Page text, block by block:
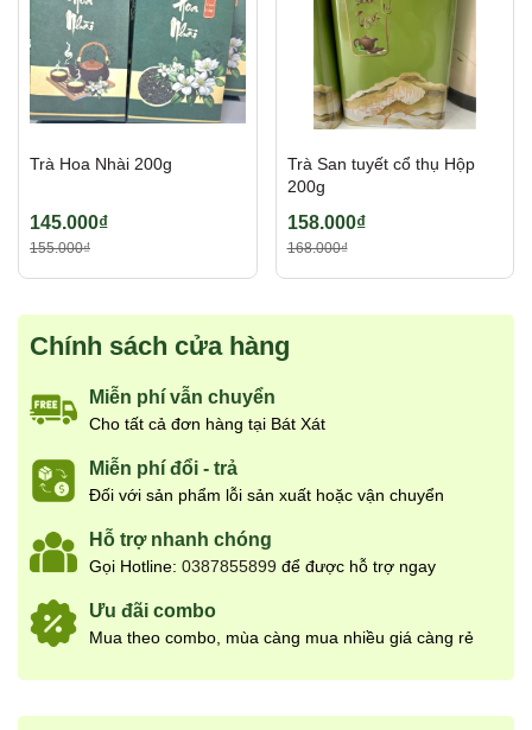
Trà Hoa Nhài 200g
145.000₫
155.000₫
Trà San tuyết cổ thụ Hộp
200g
158.000₫
168.000₫
Chính sách cửa hàng
Miễn phí vẫn chuyển
Cho tất cả đơn hàng tại Bát Xát
Miễn phí đổi - trả
Đối với sản phẩm lỗi sản xuất hoặc vận chuyển
Hỗ trợ nhanh chóng
Gọi Hotline: 0387855899 để được hỗ trợ ngay
Ưu đãi combo
Mua theo combo, mùa càng mua nhiều giá càng rẻ